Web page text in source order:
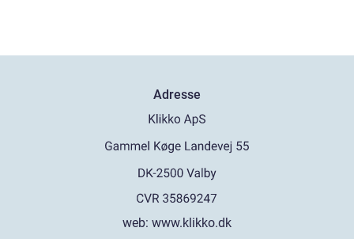
Adresse
web: www.klikko.dk